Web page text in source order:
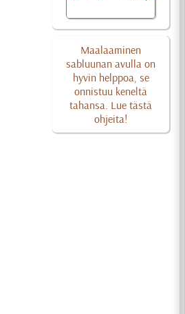
Maalaaminen
sabluunan avulla on
hyvin helppoa, se
onnistuu keneltä
tahansa. Lue tästä
ohjeita!